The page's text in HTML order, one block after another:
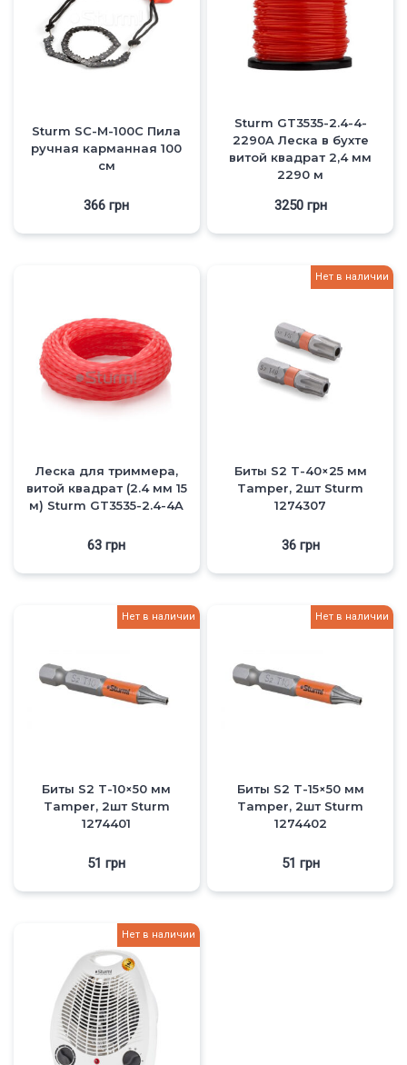
Sturm SC-M-100С Пила
ручная карманная 100
см
366грн
Sturm GT3535-2.4-4-
2290A Леска в бухте
витой квадрат 2,4 мм
2290 м
3250 грн
Леска для триммера,
витой квадрат (2.4 мм 15
м) Sturm GT3535-2.4-4A
63грн
Нет в наличии
Биты S2 T-40×25 мм
Tamper, 2шт Sturm
1274307
36 грн
Нет в наличии
Биты S2 T-10×50 мм
Tamper, 2шт Sturm
1274401
51грн
Нет в наличии
Биты S2 T-15×50 мм
Tamper, 2шт Sturm
1274402
51 грн
Нет в наличии